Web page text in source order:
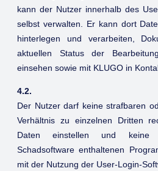
kann der Nutzer innerhalb des
selbst verwalten. Er kann dort
hinterlegen und verarbeiten,
aktuellen Status der
einsehen sowie mit KLUGO in
4.2.
Der Nutzer darf keine strafbaren
Verhältnis zu einzelnen Dritten
Daten einstellen und keine
Schadsoftware enthaltenen
mit der Nutzung der User-Login-